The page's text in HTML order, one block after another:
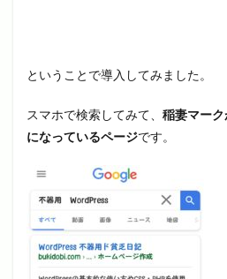
ということで導入してみました。
スマホで検索してみて、 稲妻マー
になっているページです。